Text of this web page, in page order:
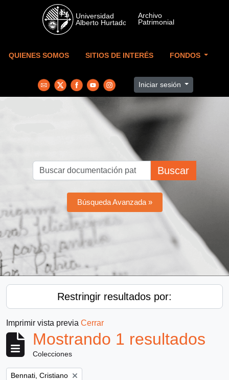
Skip to main content
QUIENES SOMOS SITIOS DE INTERÉS FONDOS
Iniciar sesión
Buscar
Búsqueda Avanzada »
Restringir resultados por:
Imprimir vista previa Cerrar
Mostrando 1 resultados
Colecciones
Remove filter:
Bennati, Cristiano